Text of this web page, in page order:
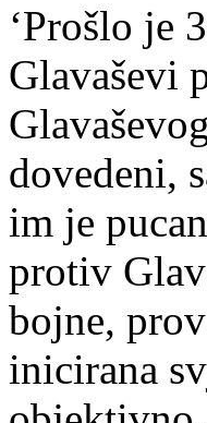
‘Prošlo je
Glavaševi
dovedeni,
im je
protiv
bojne,
inicirana